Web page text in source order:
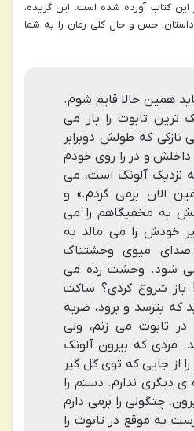
این کتاب آورده شده است. این گزیده،
حس و حال کلی رمان را به شما
همین حالا قایم شوم.
ترین تابوت را باز می
که طولش دوبرابر
و در را روی خودم
نزدیک آلونک است، می
الان برمی گردم.» و
به مخفیگاهم را می
خودش را می مالد به
صدای میوی وحشتناک
شود. وحشت زده می
شروع کردی؟ ساکت
که بترسد و برود، ضربه
تابوت می زنم، ولی
مردی که بیرون آلونک
از جایی که توی گل گیر
ی دیگری ندارم. دستم را
چنگولی را برمی دارم
به موقع در تابوت را